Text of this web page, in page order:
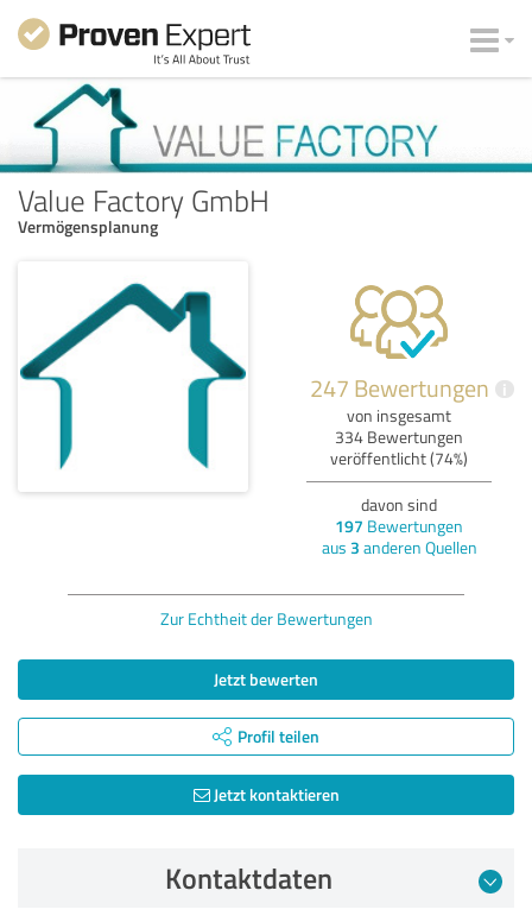
Value Factory GmbH
Vermögensplanung
247 Bewertungen i
von insgesamt
334 Bewertungen
veröffentlicht (74%)
davon sind
197 Bewertungen
aus 3 anderen Quellen
Zur Echtheit der Bewertungen
Jetzt bewerten
Profil teilen
Jetzt kontaktieren
Kontaktdaten